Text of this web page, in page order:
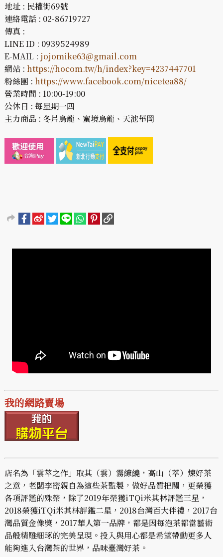
地址 : 民權街69號
連絡電話 : 02-86719727
傳真 :
LINE ID : 0939524989
E-MAIL : jojomike63@gmail.com
網站 : https://hocom.tw/h/index?key=4237447701
粉絲團 : https://www.facebook.com/nicetea88/
營業時間 : 10:00-19:00
公休日 : 每星期一四
主力商品 : 冬片烏龍、蜜境烏龍、天池華岡
我的網路賣場
店名為「雲萃之作」取其（雲）霧繚繞，高山（萃）煉好茶
之意，老闆李密親自為這些茶監製，做好品質把關，更榮獲
各項評鑑的殊榮，除了2019年榮獲iTQi米其林評鑑三星，
2018榮獲iTQi米其林評鑑二星，2018台灣百大伴禮，2017台
灣品質金像獎，2017華人第一品牌，都是因每泡茶都當藝術
品般精雕細琢的完美呈現。投入與用心都是希望帶動更多人
能夠進入台灣茶的世界，品味臺灣好茶。